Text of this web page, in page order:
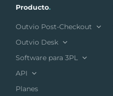
Producto.
Outvio Post-Checkout
Outvio Desk
Software para 3PL
API
Planes